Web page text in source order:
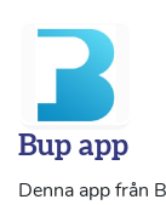
Bup app
Denna app från